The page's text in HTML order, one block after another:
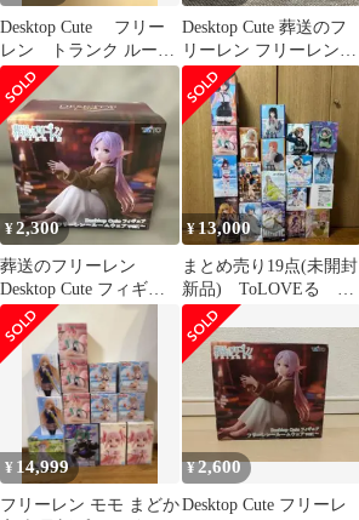
Desktop Cute フリー
レン トランク ルーム
ウェア
Desktop Cute 葬送のフ
リーレン フリーレン〜
ルームウェアver.〜
¥2,300
葬送のフリーレン
Desktop Cute フィギュ
ア ルームウェアver.
¥13,000
まとめ売り19点(未開封
新品) ToLOVEる 着
せ恋 五等分 ザクミ
ク等
¥ 14,999
フリーレン モモ まどか
¥2,600
Desktop Cute フリーレ